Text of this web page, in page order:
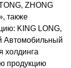
ZHONG
также
KING LONG,
холдинга
продукцию